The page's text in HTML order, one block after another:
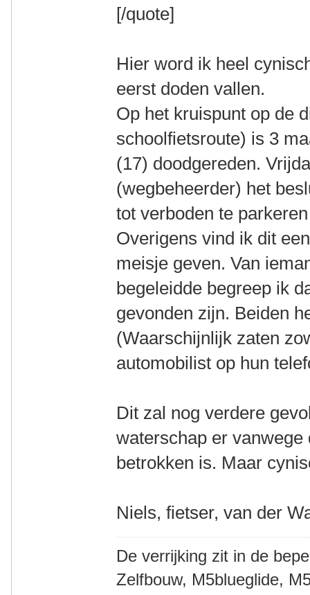
[/quote]
Hier word ik heel
eerst doden vallen.
Op het kruispunt op de
schoolfietsroute) is 3
(17) doodgereden.
(wegbeheerder) het
tot verboden te
Overigens vind ik dit
meisje geven. Van
begeleidde begreep ik
gevonden zijn. Beiden
(Waarschijnlijk zaten
automobilist op hun
Dit zal nog verdere
waterschap er
betrokken is. Maar
Niels, fietser, van der
De verrijking zit in de
Zelfbouw, M5blueglide,